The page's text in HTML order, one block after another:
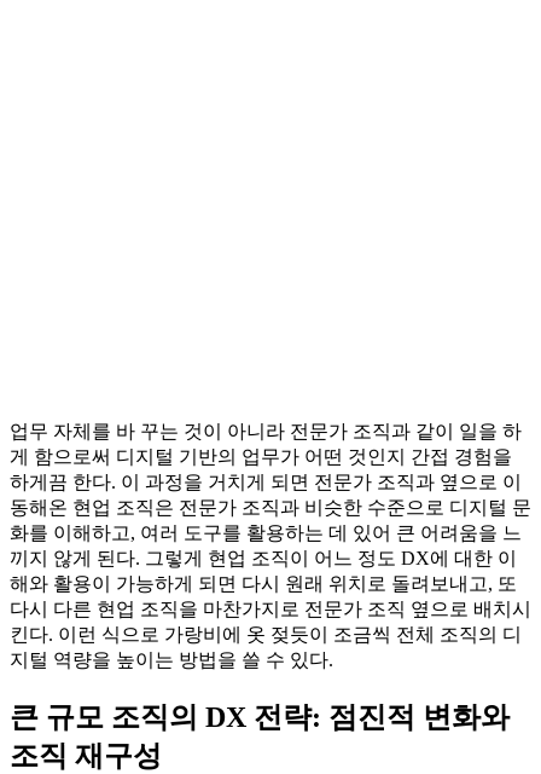
업무 자체를 바 꾸는 것이 아니라 전문가 조직과 같이 일을 하
게 함으로써 디지털 기반의 업무가 어떤 것인지 간접 경험을
하게끔 한다. 이 과정을 거치게 되면 전문가 조직과 옆으로 이
동해온 현업 조직은 전문가 조직과 비슷한 수준으로 디지털 문
화를 이해하고, 여러 도구를 활용하는 데 있어 큰 어려움을 느
끼지 않게 된다. 그렇게 현업 조직이 어느 정도 DX에 대한 이
해와 활용이 가능하게 되면 다시 원래 위치로 돌려보내고, 또
다시 다른 현업 조직을 마찬가지로 전문가 조직 옆으로 배치시
킨다. 이런 식으로 가랑비에 옷 젖듯이 조금씩 전체 조직의 디
지털 역량을 높이는 방법을 쓸 수 있다.
큰 규모 조직의 DX 전략: 점진적 변화와
조직 재구성